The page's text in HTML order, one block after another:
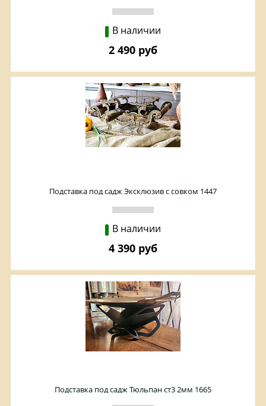
В наличии
2 490 руб
Подставка под садж Эксклюзив с совком 1447
В наличии
4 390 руб
Подставка под садж Тюльпан ст3 2мм 1665